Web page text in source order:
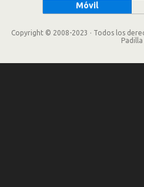
Móvil
Copyright © 2008-2023 · Todos los
Padilla